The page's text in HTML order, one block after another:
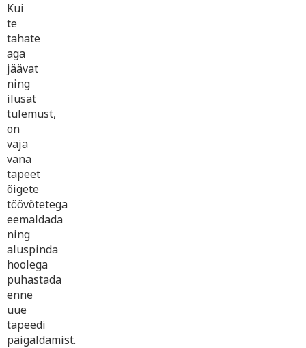
Kui
te
tahate
aga
jäävat
ning
ilusat
tulemust,
on
vaja
vana
tapeet
õigete
töövõtetega
eemaldada
ning
aluspinda
hoolega
puhastada
enne
uue
tapeedi
paigaldamist.